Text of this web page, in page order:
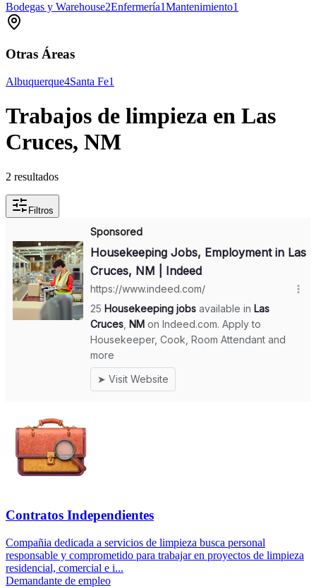
Bodegas y Warehouse2Enfermería1Mantenimiento1
Otras Áreas
Albuquerque4Santa Fe1
Trabajos de limpieza en Las
Cruces, NM
2 resultados
Filtros
Contratos Independientes
Compañia dedicada a servicios de limpieza busca personal
responsable y comprometido para trabajar en proyectos de limpieza
residencial, comercial e i...
Demandante de empleo